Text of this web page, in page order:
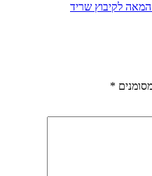
לקיבוץ שריד
*